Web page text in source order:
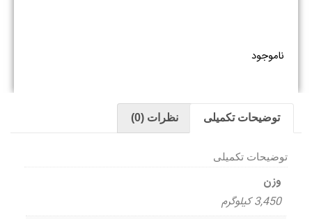
ناموجود
توضیحات تکمیلی نظرات (0)
توضیحات تکمیلی
وزن
3,450 کیلوگرم